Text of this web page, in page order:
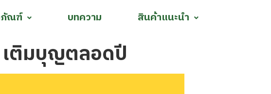
ณฑ์ บทความ สินค้าแนะนำ
เติมบุญตลอดปี